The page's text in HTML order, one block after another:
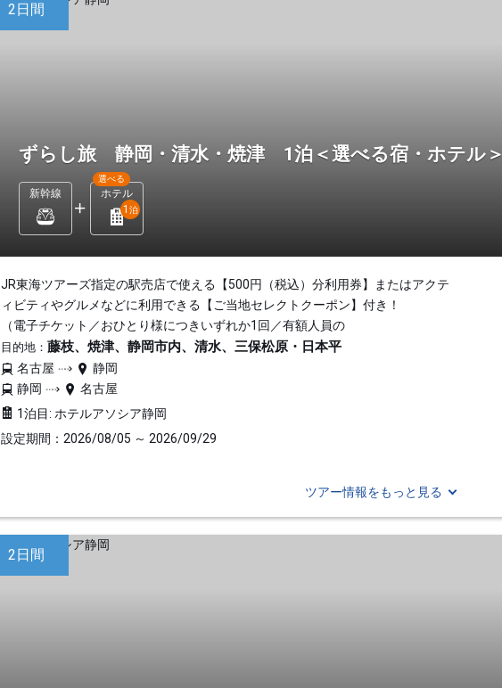
2日間
ずらし旅 静岡・清水・焼津 1泊＜選べる宿・ホテル＞
新幹線 ホテル
選べる
1 泊
JR東海ツアーズ指定の駅売店で使える【500円（税込）分利用券】またはアクテ
ィビティやグルメなどに利用できる【ご当地セレクトクーポン】付き！
（電子チケット／おひとり様につきいずれか1回／有額人員の
目的地： 藤枝、焼津、静岡市内、清水、三保松原・日本平
名古屋
静岡
静岡
名古屋
1泊目: ホテルアソシア静岡
設定期間：2026/08/05 ～ 2026/09/29
ツアー情報をもっと見る
2日間